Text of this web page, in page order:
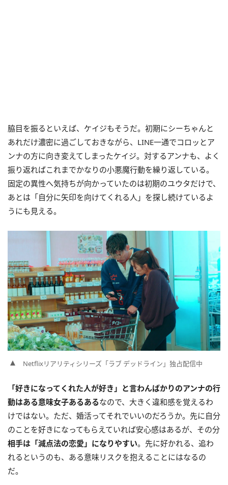
脇目を振るといえば、ケイジもそうだ。初期にシーちゃんと
あれだけ濃密に過ごしておきながら、LINE一通でコロッとア
ンナの方に向き変えてしまったケイジ。対するアンナも、よく
振り返ればこれまでかなりの小悪魔行動を繰り返している。
固定の異性へ気持ちが向かっていたのは初期のユウタだけで、
あとは「自分に矢印を向けてくれる人」を探し続けているよ
うにも見える。
Netflixリアリティシリーズ「ラブ デッドライン」独占配信中
「好きになってくれた人が好き」と言わんばかりのアンナの行
動はある意味女子あるあるなので、大きく違和感を覚えるわ
けではない。ただ、婚活ってそれでいいのだろうか。先に自分
のことを好きになってもらえていれば安心感はあるが、その分
相手は「減点法の恋愛」になりやすい。先に好かれる、追わ
れるというのも、ある意味リスクを抱えることにはなるの
だ。